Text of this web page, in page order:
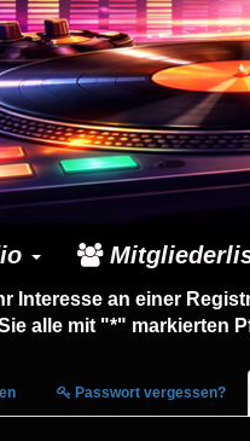
Interesse an einer
alle mit "*" markierten
Passwort vergessen?